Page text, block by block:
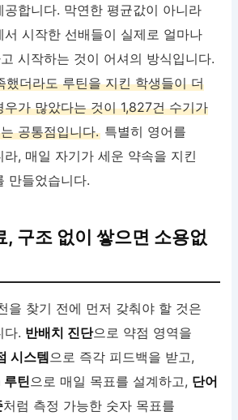
합니다. 막연한 평균값이 아니라
서 시작한 선배들이 실제로 얼마나
시작하는 것이 어셔의 방식입니다.
했더라도 루틴을 지킨 학생들이 더
가 많았다는 것이 1,827건 수기가
공통점입니다. 특별히 영어를
, 매일 자기가 세운 약속을 지킨
만들었습니다.
, 구조 없이 쌓으면 소용없
을 찾기 전에 먼저 갖춰야 할 것은
다. 반배치 진단으로 약점 영역을
시스템으로 즉각 피드백을 받고,
틴으로 매일 목표를 설계하고, 단어
처럼 측정 가능한 숫자 목표를